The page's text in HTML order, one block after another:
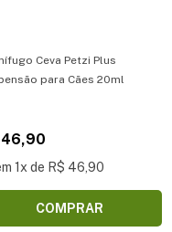
Ceva Petzi Plus
para Cães 20ml
46,90
1x de R$ 46,90
COMPRAR